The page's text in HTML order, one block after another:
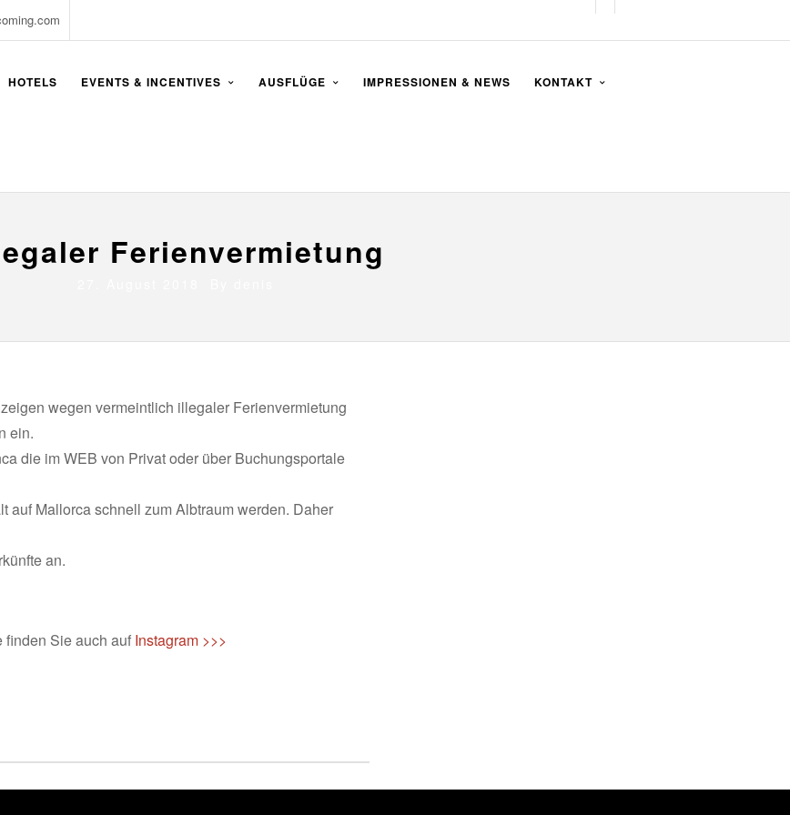
HOTELS EVENTS & INCENTIVES AUSFLÜGE IMPRESSIONEN & NEWS KONTAKT
Ferienvermietung
wegen vermeintlich illegaler Ferienvermietung
ein.
die im WEB von Privat oder über Buchungsportale
auf Mallorca schnell zum Albtraum werden. Daher
an.
finden Sie auch auf Instagram >>>